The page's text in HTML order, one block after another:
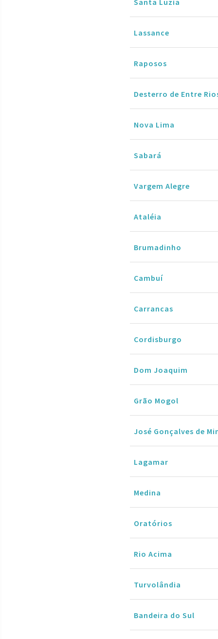
Lassance
Raposos
Desterro de Entre
Nova Lima
Sabará
Vargem Alegre
Ataléia
Brumadinho
Cambuí
Carrancas
Cordisburgo
Dom Joaquim
Grão Mogol
José Gonçalves de
Lagamar
Medina
Oratórios
Rio Acima
Turvolândia
Bandeira do Sul